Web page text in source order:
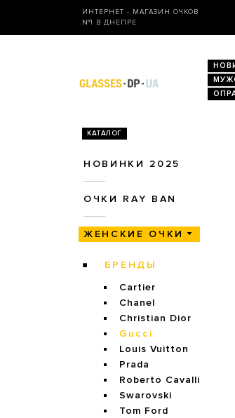
ИНТЕРНЕТ - МАГАЗИН ОЧКОВ
№1 В ДНЕПРЕ
КАТАЛОГ
НОВИНКИ 2025
ОЧКИ RAY BAN
ЖЕНСКИЕ ОЧКИ
БРЕНДЫ
Cartier
Chanel
Christian Dior
Gucci
Louis Vuitton
Prada
Roberto Cavalli
Swarovski
Tom Ford